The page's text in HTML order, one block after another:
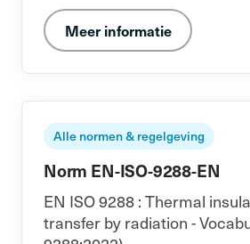
Meer informatie
Alle normen & regelgeving
Norm EN-ISO-9288-EN
EN ISO 9288 : Thermal
transfer by radiation -